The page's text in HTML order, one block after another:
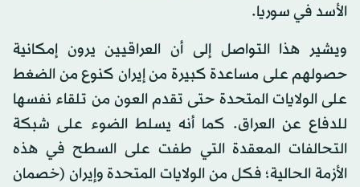
الأسد في سوريا.
ويشير هذا التواصل إلى أن العراقيين يرون إمكانية
حصولهم على مساعدة كبيرة من إيران كنوع من الضغط
على الولايات المتحدة حتى تقدم العون من تلقاء نفسها
للدفاع عن العراق. كما أنه يسلط الضوء على شبكة
التحالفات المعقدة التي طفت على السطح في هذه
الأزمة الحالية؛ فكل من الولايات المتحدة وإيران (خصمان